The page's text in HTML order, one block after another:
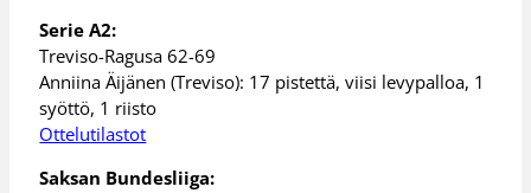
Serie A2:
Treviso-Ragusa 62-69
Anniina Äijänen (Treviso): 17 pistettä, viisi levypalloa, 1
syöttö, 1 riisto
Ottelutilastot
Saksan Bundesliiga: